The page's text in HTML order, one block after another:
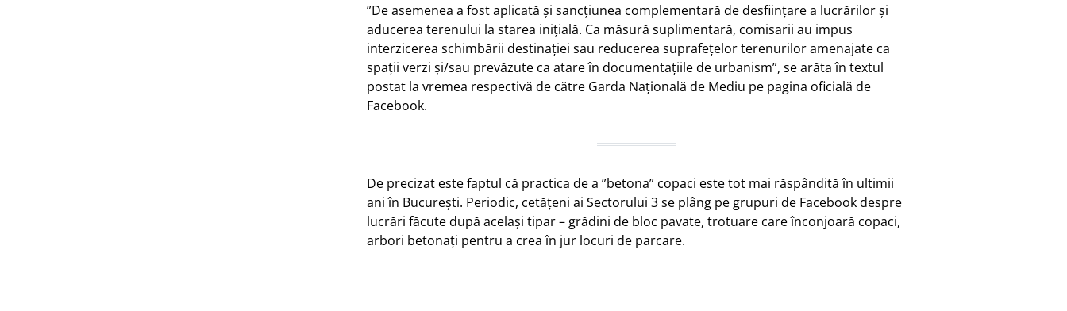
”De asemenea a fost aplicată şi sancţiunea complementară de desfiinţare a lucrărilor şi
aducerea terenului la starea iniţială. Ca măsură suplimentară, comisarii au impus
interzicerea schimbării destinaţiei sau reducerea suprafeţelor terenurilor amenajate ca
spaţii verzi şi/sau prevăzute ca atare în documentaţiile de urbanism”, se arăta în textul
postat la vremea respectivă de către Garda Națională de Mediu pe pagina oficială de
Facebook.
De precizat este faptul că practica de a ”betona” copaci este tot mai răspândită în ultimii
ani în București. Periodic, cetățeni ai Sectorului 3 se plâng pe grupuri de Facebook despre
lucrări făcute după același tipar – grădini de bloc pavate, trotuare care înconjoară copaci,
arbori betonați pentru a crea în jur locuri de parcare.